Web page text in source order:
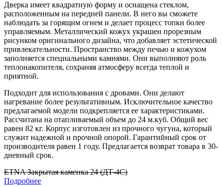
Дверка имеет квадратную форму и оснащена стеклом,
расположенным на передней панели. В него вы сможете
наблюдать за горящим огнем и делает процесс топки более
управляемым. Металлический кожух украшен прорезным
рисунком оригинального дизайна, что добавляет эстетической
привлекательности. Пространство между печью и кожухом
заполняется специальными камнями. Они выполняют роль
теплонакопителя, сохраняя атмосферу всегда теплой и
приятной.
Подходит для использования с дровами. Они делают
нагревание более результативным. Исключительное качество
предлагаемой модели подкрепляется ее характеристиками.
Рассчитана на отапливаемый объем до 24 м.куб. Общий вес
равен 82 кг. Корпус изготовлен из прочного чугуна, который
служит надежной и прочной опорой. Гарантийный срок от
производителя равен 1 году. Предлагается возврат товара в 30-
дневный срок.
ETNA Закрытая каменка 24 (ДТ-4С)
Подробнее